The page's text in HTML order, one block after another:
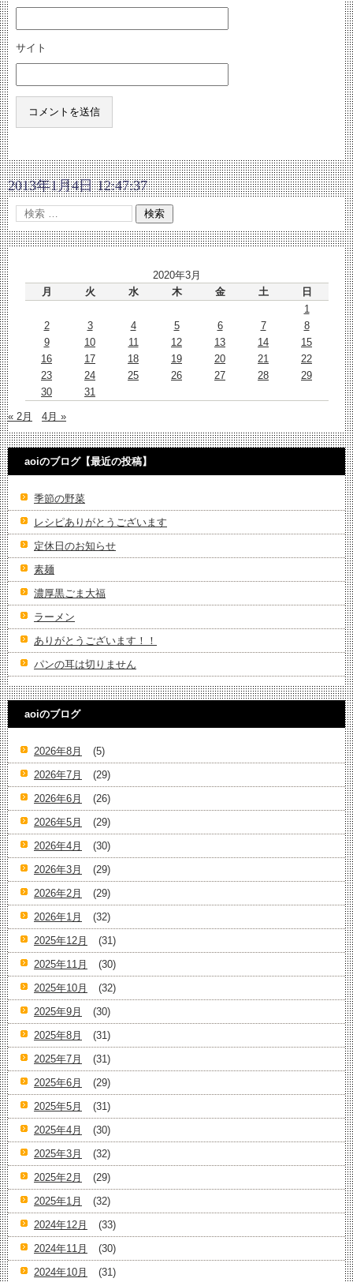
サイト
2013年1月4日 12:47:37
2020年3月
月
火 水 木 金 土
日
1
2
3 4 5 6 7
8
9
10 11 12 13 14
15
16
17 18 19 20 21
22
23
24 25 26 27 28
29
30
31
« 2月 4月 »
aoiのブログ【最近の投稿】
季節の野菜
レシピありがとうございます
定休日のお知らせ
素麺
濃厚黒ごま大福
ラーメン
ありがとうございます！！
パンの耳は切りません
aoiのブログ
2026年8月
(5)
2026年7月
(29)
2026年6月
(26)
2026年5月
(29)
2026年4月
(30)
2026年3月
(29)
2026年2月
(29)
2026年1月
(32)
2025年12月
(31)
2025年11月
(30)
2025年10月
(32)
2025年9月
(30)
2025年8月
(31)
2025年7月
(31)
2025年6月
(29)
2025年5月
(31)
2025年4月
(30)
2025年3月
(32)
2025年2月
(29)
2025年1月
(32)
2024年12月
(33)
2024年11月
(30)
2024年10月
(31)